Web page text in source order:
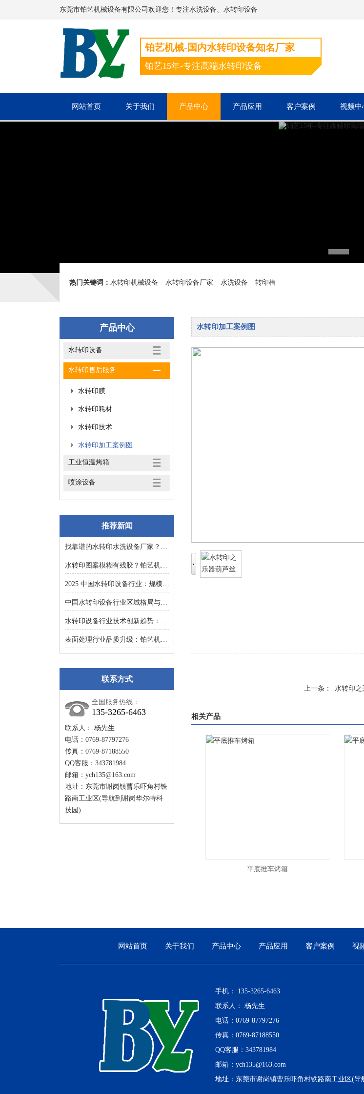
东莞市铂艺机械设备有限公司欢迎您！专注水洗设备、水转印设备
铂艺机械-国内水转印设备知名厂家
铂艺15年-专注高端水转印设备
网站首页 关于我们 产品中心 产品应用 客户案例 视频中
热门关键词： 水转印机械设备 水转印设备厂家 水洗设备 转印槽
产品中心
水转印设备
水转印售后服务
水转印膜
水转印耗材
水转印技术
水转印加工案例图
工业恒温烤箱
喷涂设备
推荐新闻
找靠谱的水转印水洗设备厂家？东莞铂艺机械提供一对一非标定制
水转印图案模糊有残胶？铂艺机械自动化水洗设备一键解决难题
2025 中国水转印设备行业：规模扩张、结构优化与增长逻辑深度解析
中国水转印设备行业区域格局与投资机会：集群效应与增量市场的双重红利
水转印设备行业技术创新趋势：智能化、环保化与精密化的突围之路
表面处理行业品质升级：铂艺机械水转印设备重塑装饰工艺新标准
联系方式
全国服务热线：
135-3265-6463
联系人： 杨先生
电话：0769-87797276
传真：0769-87188550
QQ客服：343781984
邮箱： ych135@163.com
地址：东莞市谢岗镇曹乐吓角村铁
路南工业区(导航到谢岗华尔特科
技园)
水转印加工案例图
上一条： 水转印之
相关产品
平底推车烤箱
网站首页 关于我们 产品中心 产品应用 客户案例 视
手机： 135-3265-6463
联系人： 杨先生
电话：0769-87797276
传真：0769-87188550
QQ客服：343781984
邮箱： ych135@163.com
地址：东莞市谢岗镇曹乐吓角村铁路南工业区(导